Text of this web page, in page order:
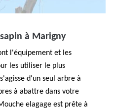
à Marigny
l'équipement et les
les utiliser le plus
d'un seul arbre à
à abattre dans votre
elagage est prête à